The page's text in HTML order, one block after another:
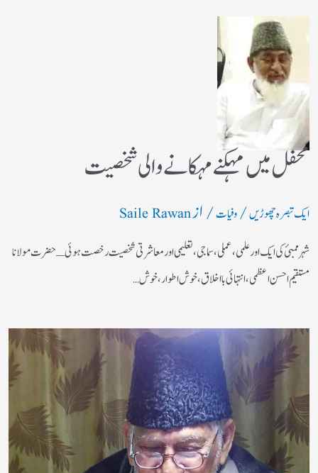
محفل میں مہکنے مہکانے والی شخصیت
ایک تبصرہ چھوڑیں/وفیات/ ازSaile Rawan
شہر ممبئ کی ایک اور علمی، عملی، سماجی، تعلیمی اور معاشرتی شخصیت رخصت ہوئی ـ حضرت مولانا
مستقیم احسن اعظمی، انتہائی بااخلاق، خوش اطوار، خوش…